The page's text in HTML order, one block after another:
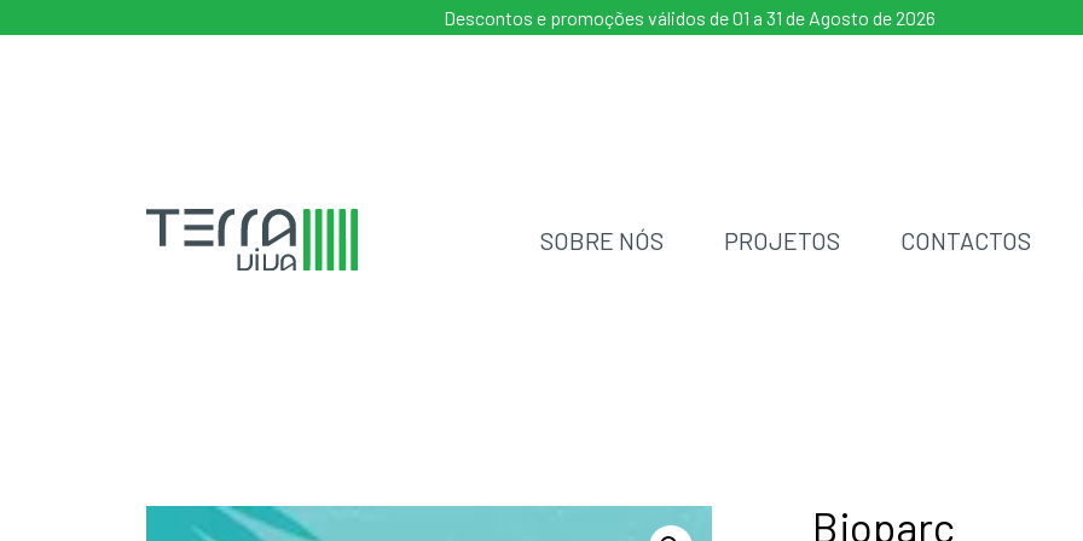
Descontos e promoções válidos de 01 a 31 de Agosto de 2026
SOBRE NÓS PROJETOS CONTACTOS
Bioparc